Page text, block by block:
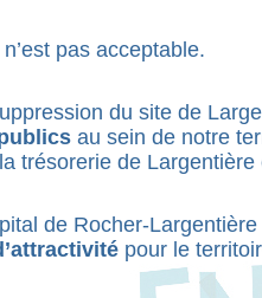
pas acceptable.
du site de
au sein de notre
trésorerie de Largentière
de Rocher-
pour le